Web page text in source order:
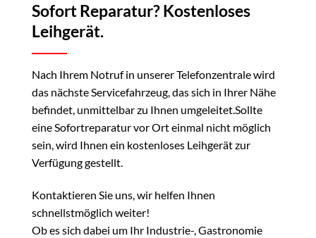
Sofort Reparatur? Kostenloses
Leihgerät.
Nach Ihrem Notruf in unserer Telefonzentrale wird
das nächste Servicefahrzeug, das sich in Ihrer Nähe
befindet, unmittelbar zu Ihnen umgeleitet.Sollte
eine Sofortreparatur vor Ort einmal nicht möglich
sein, wird Ihnen ein kostenloses Leihgerät zur
Verfügung gestellt.
Kontaktieren Sie uns, wir helfen Ihnen
schnellstmöglich weiter!
Ob es sich dabei um Ihr Industrie-, Gastronomie